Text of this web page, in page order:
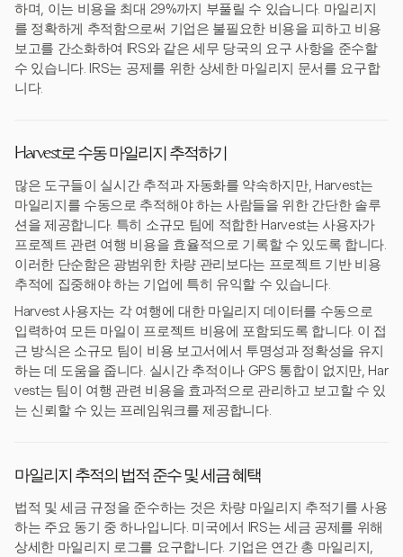
하며, 이는 비용을 최대 29%까지 부풀릴 수 있습니다. 마일리지
를 정확하게 추적함으로써 기업은 불필요한 비용을 피하고 비용
보고를 간소화하여 IRS와 같은 세무 당국의 요구 사항을 준수할
수 있습니다. IRS는 공제를 위한 상세한 마일리지 문서를 요구합
니다.
Harvest로 수동 마일리지 추적하기
많은 도구들이 실시간 추적과 자동화를 약속하지만, Harvest는
마일리지를 수동으로 추적해야 하는 사람들을 위한 간단한 솔루
션을 제공합니다. 특히 소규모 팀에 적합한 Harvest는 사용자가
프로젝트 관련 여행 비용을 효율적으로 기록할 수 있도록 합니다.
이러한 단순함은 광범위한 차량 관리보다는 프로젝트 기반 비용
추적에 집중해야 하는 기업에 특히 유익할 수 있습니다.
Harvest 사용자는 각 여행에 대한 마일리지 데이터를 수동으로
입력하여 모든 마일이 프로젝트 비용에 포함되도록 합니다. 이 접
근 방식은 소규모 팀이 비용 보고서에서 투명성과 정확성을 유지
하는 데 도움을 줍니다. 실시간 추적이나 GPS 통합이 없지만, Har
vest는 팀이 여행 관련 비용을 효과적으로 관리하고 보고할 수 있
는 신뢰할 수 있는 프레임워크를 제공합니다.
마일리지 추적의 법적 준수 및 세금 혜택
법적 및 세금 규정을 준수하는 것은 차량 마일리지 추적기를 사용
하는 주요 동기 중 하나입니다. 미국에서 IRS는 세금 공제를 위해
상세한 마일리지 로그를 요구합니다. 기업은 연간 총 마일리지,